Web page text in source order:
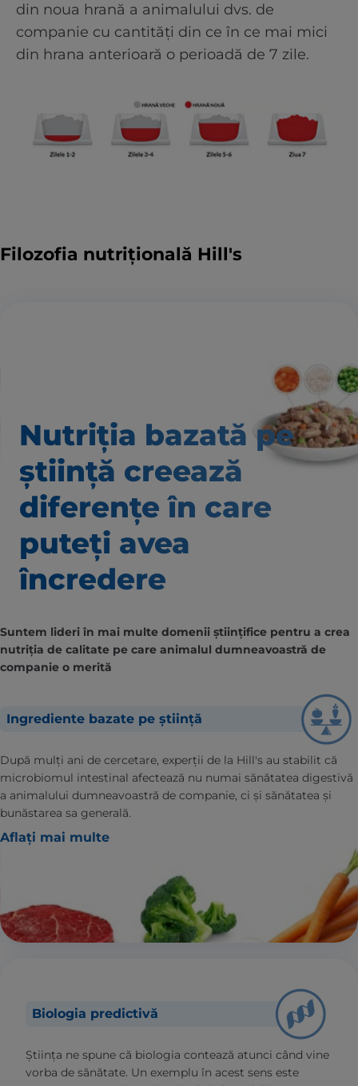
din noua hrană a animalului dvs. de
companie cu cantități din ce în ce mai mici
din hrana anterioară o perioadă de 7 zile.
Filozofia nutrițională Hill's
Nutriția bazată pe
știință creează
diferențe în care
puteți avea
încredere
Suntem lideri în mai multe domenii științifice pentru a crea
nutriția de calitate pe care animalul dumneavoastră de
companie o merită
Ingrediente bazate pe știință
După mulți ani de cercetare, experții de la Hill's au stabilit că
microbiomul intestinal afectează nu numai sănătatea digestivă
a animalului dumneavoastră de companie, ci și sănătatea și
bunăstarea sa generală.
Aflați mai multe
Biologia predictivă
Știința ne spune că biologia contează atunci când vine
vorba de sănătate. Un exemplu în acest sens este